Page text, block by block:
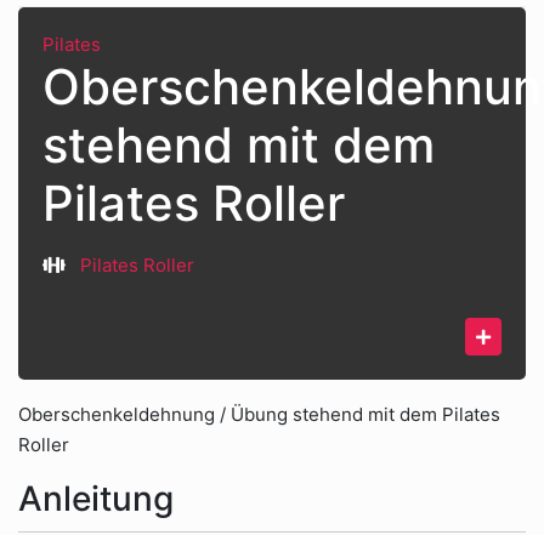
Pilates
stehend mit dem
Pilates Roller
Pilates Roller
Oberschenkeldehnung / Übung stehend mit dem Pilates
Roller
Anleitung